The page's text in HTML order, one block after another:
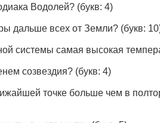
Водолей? (букв: 4)
дальше всех от Земли? (букв:
системы самая высокая
созвездия? (букв: 4)
точке больше чем в